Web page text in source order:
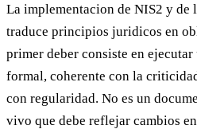
La implementacion de NIS2 y
traduce principios juridicos en
primer deber consiste en
formal, coherente con la
con regularidad. No es un
vivo que debe reflejar cambios